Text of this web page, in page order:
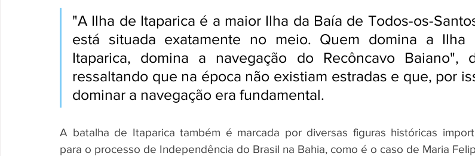
"A Ilha de Itaparica é a maior Ilha da Baía de Todos-os-
está situada exatamente no meio. Quem domina a Ilha
Itaparica, domina a navegação do Recôncavo Baiano",
ressaltando que na época não existiam estradas e que, por
dominar a navegação era fundamental.
A batalha de Itaparica também é marcada por diversas figuras históricas
para o processo de Independência do Brasil na Bahia, como é o caso de Maria